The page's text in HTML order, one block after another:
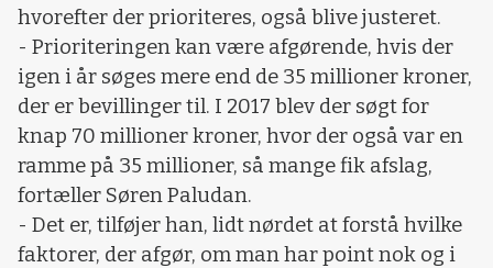
hvorefter der prioriteres, også blive justeret.
- Prioriteringen kan være afgørende, hvis der
igen i år søges mere end de 35 millioner kroner,
der er bevillinger til. I 2017 blev der søgt for
knap 70 millioner kroner, hvor der også var en
ramme på 35 millioner, så mange fik afslag,
fortæller Søren Paludan.
- Det er, tilføjer han, lidt nørdet at forstå hvilke
faktorer, der afgør, om man har point nok og i